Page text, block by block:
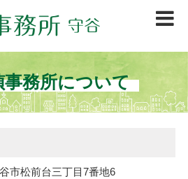
龍ヶ崎市、坂東市、境町、古河市を中心に、浮
早期調査＆秘密厳守で不安を素早く解決。初め
安心の探偵会社です。
事務所について
市松前台三丁目7番地6